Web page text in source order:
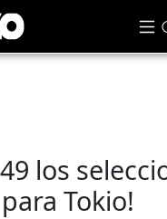
49 los
Tokio!